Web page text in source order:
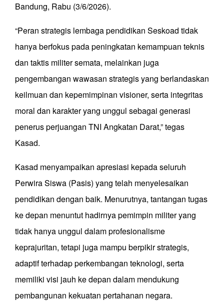
Bandung, Rabu (3/6/2026).
“Peran strategis lembaga pendidikan Seskoad tidak
hanya berfokus pada peningkatan kemampuan teknis
dan taktis militer semata, melainkan juga
pengembangan wawasan strategis yang berlandaskan
keilmuan dan kepemimpinan visioner, serta integritas
moral dan karakter yang unggul sebagai generasi
penerus perjuangan TNI Angkatan Darat,” tegas
Kasad.
Kasad menyampaikan apresiasi kepada seluruh
Perwira Siswa (Pasis) yang telah menyelesaikan
pendidikan dengan baik. Menurutnya, tantangan tugas
ke depan menuntut hadirnya pemimpin militer yang
tidak hanya unggul dalam profesionalisme
keprajuritan, tetapi juga mampu berpikir strategis,
adaptif terhadap perkembangan teknologi, serta
memiliki visi jauh ke depan dalam mendukung
pembangunan kekuatan pertahanan negara.